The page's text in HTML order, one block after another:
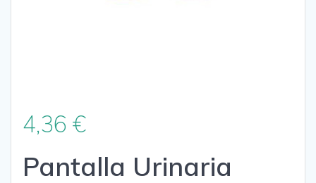
4,36 €
Pantalla Urinaria